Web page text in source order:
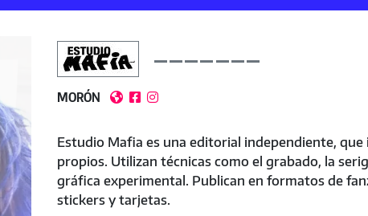
MORÓN   
Estudio Mafia es una editorial independiente,
propios. Utilizan técnicas como el grabado, la
gráfica experimental. Publican en formatos de
stickers y tarjetas.